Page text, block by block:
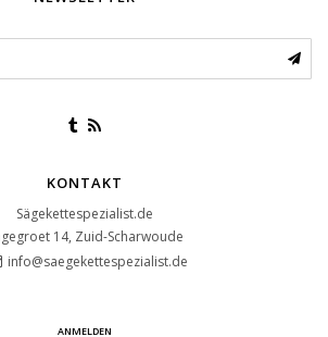
KONTAKT
Sägekettespezialist.de
14, Zuid-Scharwoude
info@saegekettespezialist.de
ANMELDEN